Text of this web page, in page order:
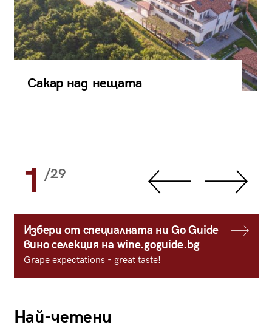
Сакар над нещата
1 /29
Избери от специалната ни Go Guide
вино селекция на wine.goguide.bg
Grape expectations - great taste!
Най-четени